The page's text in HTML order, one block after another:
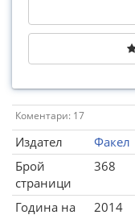
Коментари: 17
Издател
Факел
Брой
страници
368
Година на
2014